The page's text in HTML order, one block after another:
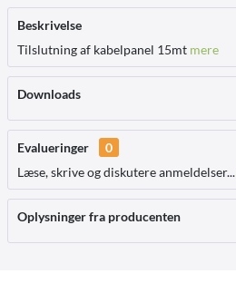
Beskrivelse
Tilslutning af kabelpanel 15mt mere
Downloads
Evalueringer
0
Læse, skrive og diskutere anmeldelser...
Oplysninger fra producenten